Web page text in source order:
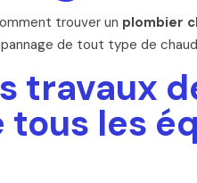
trouver un plombier
de tout type de
travaux
tous les